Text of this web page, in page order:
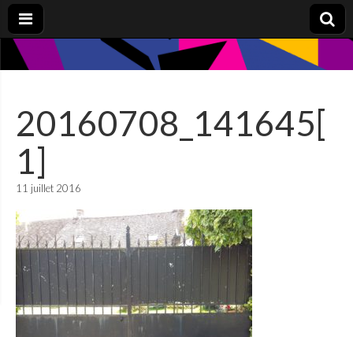
20160708_141645[
1]
11 juillet 2016